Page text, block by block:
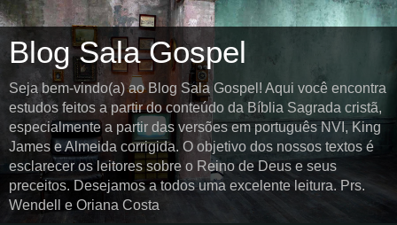
Blog Sala Gospel
Seja bem-vindo(a) ao Blog Sala Gospel! Aqui você encontra
estudos feitos a partir do conteúdo da Bíblia Sagrada cristã,
especialmente a partir das versões em português NVI, King
James e Almeida corrigida. O objetivo dos nossos textos é
esclarecer os leitores sobre o Reino de Deus e seus
preceitos. Desejamos a todos uma excelente leitura. Prs.
Wendell e Oriana Costa